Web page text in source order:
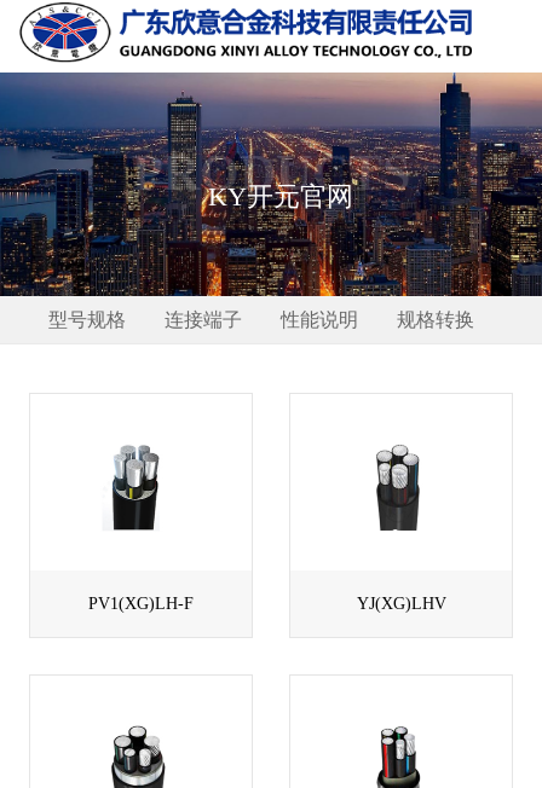
PRODUCTS
KY开元官网
型号规格 连接端子 性能说明 规格转换
PV1(XG)LH-F YJ(XG)LHV